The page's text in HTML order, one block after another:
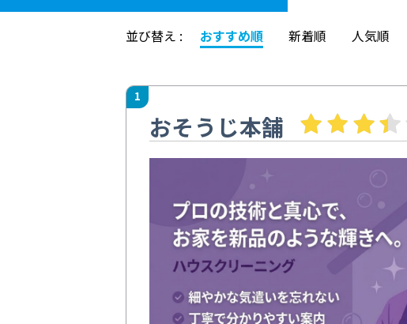
並び替え : おすすめ順 新着順 人気順
1
おそうじ本舗